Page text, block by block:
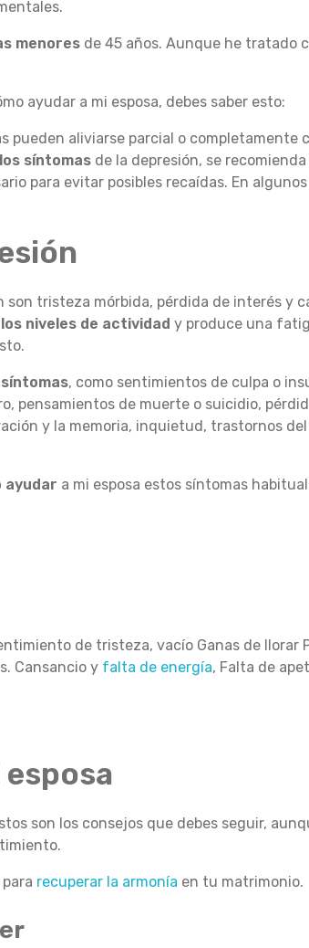
menores de 45 años. Aunque he tratado
ayudar a mi esposa, debes saber esto:
pueden aliviarse parcial o
síntomas de la depresión, se
para evitar posibles recaídas. En
son tristeza mórbida, pérdida de interés y
niveles de actividad y produce una
, como sentimientos de culpa o
pensamientos de muerte o suicidio,
y la memoria, inquietud, trastornos
ayudar a mi esposa estos síntomas
de tristeza, vacío Ganas de llorar
Cansancio y falta de energía, Falta de
esposa
son los consejos que debes seguir,
recuperar la armonía en tu matrimonio.